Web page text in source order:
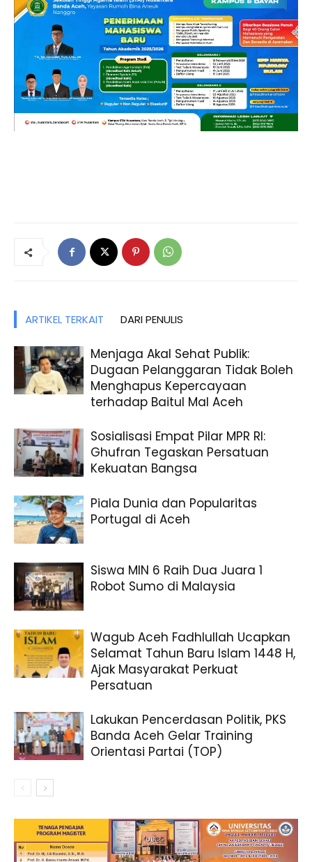
ARTIKEL TERKAIT DARI PENULIS
Menjaga Akal Sehat Publik:
Dugaan Pelanggaran Tidak Boleh
Menghapus Kepercayaan
terhadap Baitul Mal Aceh
Sosialisasi Empat Pilar MPR RI:
Ghufran Tegaskan Persatuan
Kekuatan Bangsa
Piala Dunia dan Popularitas
Portugal di Aceh
Siswa MIN 6 Raih Dua Juara 1
Robot Sumo di Malaysia
Wagub Aceh Fadhlullah Ucapkan
Selamat Tahun Baru Islam 1448 H,
Ajak Masyarakat Perkuat
Persatuan
Lakukan Pencerdasan Politik, PKS
Banda Aceh Gelar Training
Orientasi Partai (TOP)